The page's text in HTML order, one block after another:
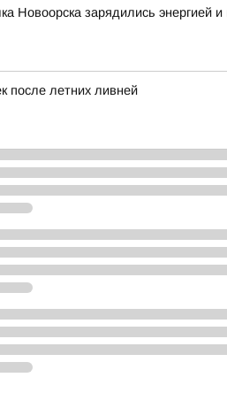
Новоорска зарядились энергией
после летних ливней